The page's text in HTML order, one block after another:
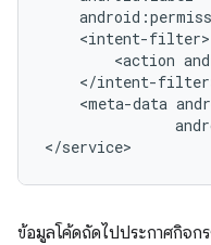
<action
<meta-data
</service>
ข้อมูลโค้ดถัดไปประกาศกิจก